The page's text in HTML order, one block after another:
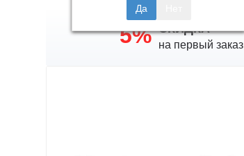
5% СКИДКА
на первый заказ